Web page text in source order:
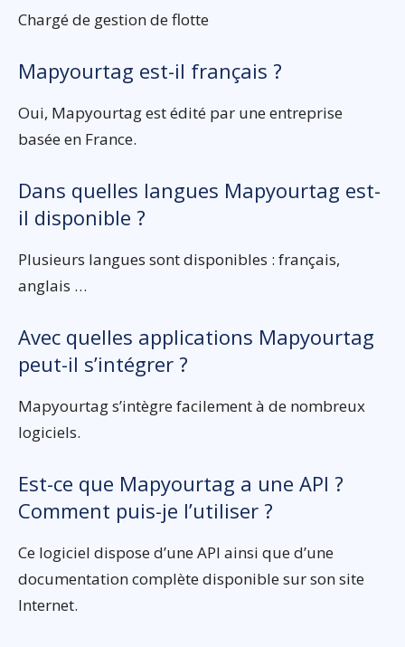
Chargé de gestion de flotte
Mapyourtag est-il français ?
Oui, Mapyourtag est édité par une entreprise
basée en France.
Dans quelles langues Mapyourtag est-
il disponible ?
Plusieurs langues sont disponibles : français,
anglais …
Avec quelles applications Mapyourtag
peut-il s’intégrer ?
Mapyourtag s’intègre facilement à de nombreux
logiciels.
Est-ce que Mapyourtag a une API ?
Comment puis-je l’utiliser ?
Ce logiciel dispose d’une API ainsi que d’une
documentation complète disponible sur son site
Internet.